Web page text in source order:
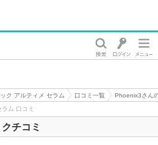
ク アルティメ セラム 口コミ一覧
Phoenix3さん
ム 口コミ
クチコミ